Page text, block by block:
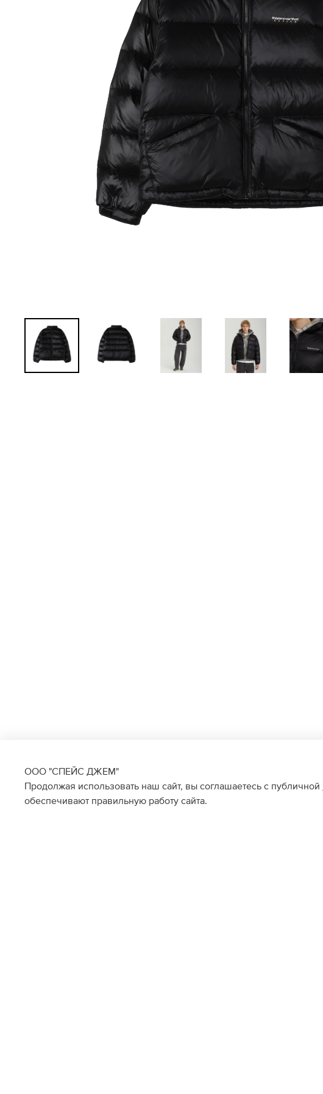
ООО "СПЕЙС ДЖЕМ"
Продолжая использовать наш сайт, вы соглашаетесь с публичной
обеспечивают правильную работу сайта.